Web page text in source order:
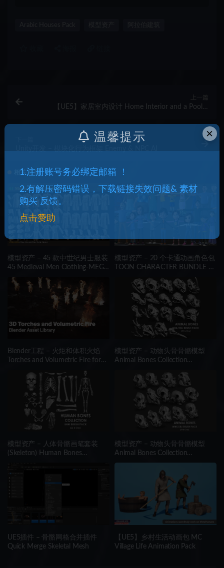
上一篇
【UE5】家居室内设计 Home Interior and a Pool –
相关文章
模型资产 – 45 款中世纪男士服装
45 Medieval Men Clothing-MEGA
PACK(zprj-fbx)- VOL 4
模型资产 – 20 个卡通动画角色包
TOON CHARACTER BUNDLE –
Blender工程 – 火炬和体积火焰
Torches and Volumetric Fire for
Library
模型资产 – 动物头骨骨骼模型
Animal Bones Collection
One Vol.1
模型资产 – 人体骨骼画笔套装
(Skeleton) Human Bones
Pack 26 in One
模型资产 – 动物头骨骨骼模型
Animal Bones Collection
IMM/Stl/Obj Brush Pack 14 in
UE5插件 – 骨骼网格合并插件
Quick Merge Skeletal Mesh
【UE5】乡村生活动画包 MC
Village Life Animation Pack
×
温馨提示
1.注册账号务必绑定邮箱 ！
2.有解压密码错误，下载链接失效问题& 素材
购买 反馈。
点击赞助